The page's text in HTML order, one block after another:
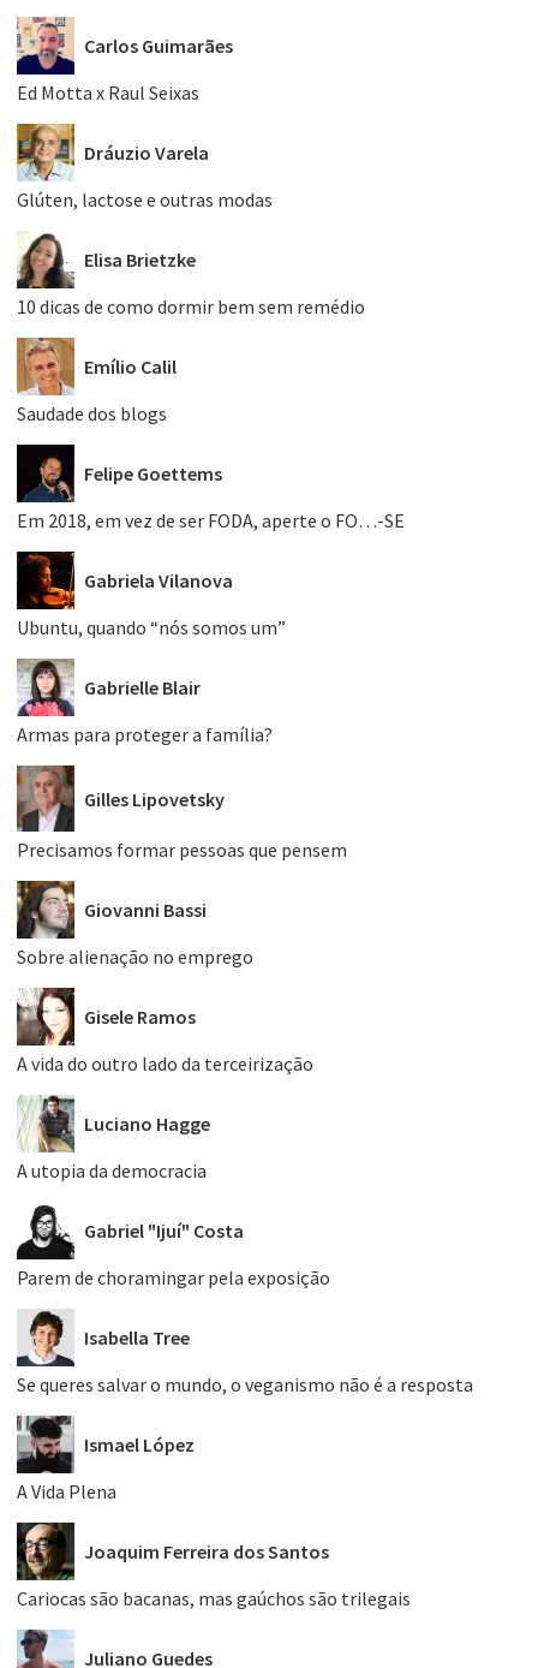
Carlos Guimarães
Ed Motta x Raul Seixas
Dráuzio Varela
Glúten, lactose e outras modas
Elisa Brietzke
10 dicas de como dormir bem sem remédio
Emílio Calil
Saudade dos blogs
Felipe Goettems
Em 2018, em vez de ser FODA, aperte o FO…-SE
Gabriela Vilanova
Ubuntu, quando “nós somos um”
Gabrielle Blair
Armas para proteger a família?
Gilles Lipovetsky
Precisamos formar pessoas que pensem
Giovanni Bassi
Sobre alienação no emprego
Gisele Ramos
A vida do outro lado da terceirização
Luciano Hagge
A utopia da democracia
Gabriel "Ijuí" Costa
Parem de choramingar pela exposição
Isabella Tree
Se queres salvar o mundo, o veganismo não é a resposta
Ismael López
A Vida Plena
Joaquim Ferreira dos Santos
Cariocas são bacanas, mas gaúchos são trilegais
Juliano Guedes